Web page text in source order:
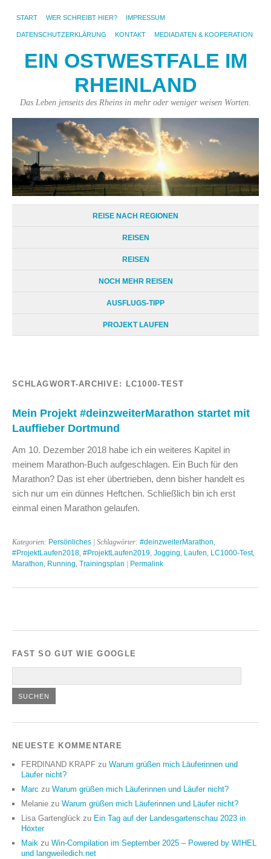
START WER SCHREIBT HIER? IMPRESSUM
DATENSCHUTZERKLÄRUNG KONTAKT MEDIADATEN & KOOPERATION
EIN OSTWESTFALE IM
RHEINLAND
Das Leben jenseits des Rheins in mehr oder weniger weisen Worten.
REISE NACH REGIONEN
REISEN
REISEN
NOCH MEHR REISEN
AUSFLUGS-TIPP
PROJEKT LAUFEN
SCHLAGWORT-ARCHIVE: LC1000-TEST
Mein Projekt #deinzweiterMarathon startet mit
Lauffieber Dortmund
Am 10. Dezember 2018 habe ich ein weiteres Kapitel in
meinem Marathon-Buch aufgeschlagen. Ein Buch für den
Marathon? Das ist eher übertrieben, denn bisher handelt es
sich nur um ein dünnes Heftchen. Schließlich bin ich erst
einmal einen Marathon gelaufen.
Kategorien: Persönliches | Schlagwörter: #deinzweiterMarathon
#ProjektLaufen2018 #ProjektLaufen2019 Jogging Laufen LC1000-Test,
Marathon Running Trainingsplan | Permalink
FAST SO GUT WIE GOOGLE
NEUESTE KOMMENTARE
FERDINAND KRAPF zu Warum grüßen mich Läuferinnen und
Läufer nicht?
Marc zu Warum grüßen mich Läuferinnen und Läufer nicht?
Melanie zu Warum grüßen mich Läuferinnen und Läufer nicht?
Lisa Gartenglück zu Ein Tag auf der Landesgartenschau 2023 in
Höxter
Maik zu Win-Compilation im September 2025 – Powered by WIHEL
und langweiledich.net